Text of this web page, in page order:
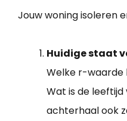
Jouw woning isoleren
Huidige staat
Welke r-waarde
Wat is de leeftijd
achterhaal ook